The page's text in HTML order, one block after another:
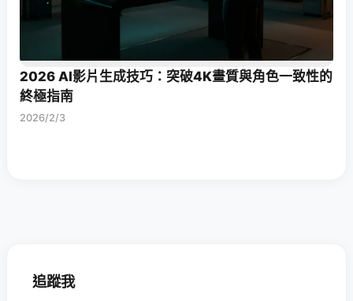
2026 AI影片生成技巧：突破4K畫質與角色一致性的
終極指南
2026/2/3
追蹤我